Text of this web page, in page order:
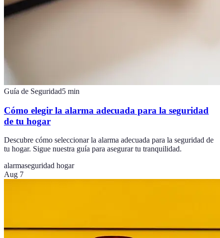
Guía de Seguridad5 min
Cómo elegir la alarma adecuada para la seguridad
de tu hogar
Descubre cómo seleccionar la alarma adecuada para la seguridad de
tu hogar. Sigue nuestra guía para asegurar tu tranquilidad.
alarmaseguridad hogar
Aug 7